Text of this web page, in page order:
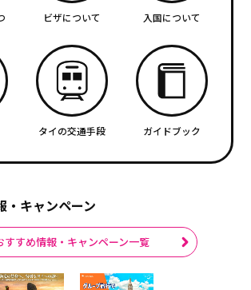
ビザについて 入国について
タイの交通手段 ガイドブック
・キャンペーン
すすめ情報・キャンペーン一覧